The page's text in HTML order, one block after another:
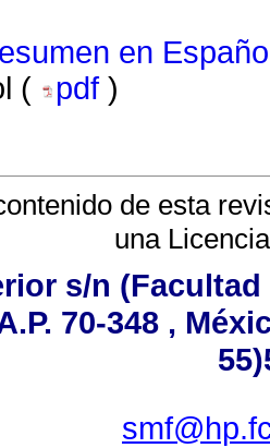
en
(
pdf )
de esta
una
s/n
70-348 ,